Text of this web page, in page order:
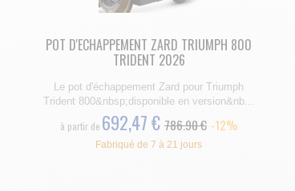
POT D'ECHAPPEMENT ZARD TRIUMPH 800
TRIDENT 2026
Le pot d'échappement Zard pour Triumph
Trident 800&nbsp;disponible en version&nb...
à partir de 692,47 € 786.90 € -12%
Fabriqué de 7 à 21 jours